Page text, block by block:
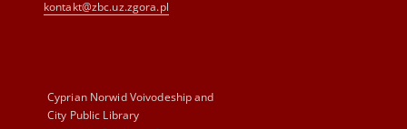
kontakt@zbc.uz.zgora.pl
Cyprian Norwid Voivodeship and
City Public Library